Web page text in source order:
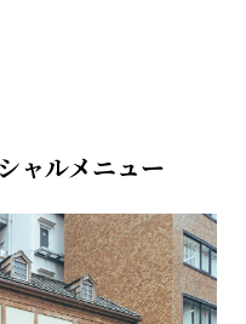
ャルメニュー